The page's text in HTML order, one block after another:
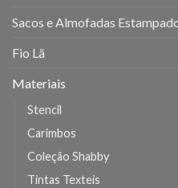
Sacos e Almofadas
Fio Lã
Materiais
Stencil
Carimbos
Coleção Shabby
Tintas Texteis